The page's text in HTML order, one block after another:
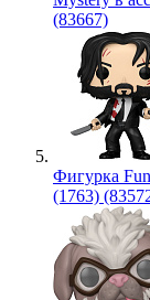
(83667)
Фигурка
(1763)